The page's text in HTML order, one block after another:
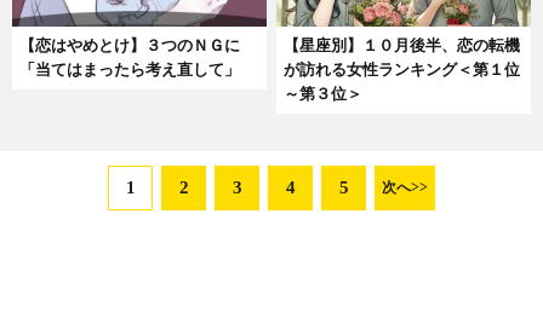
【恋はやめとけ】３つのＮＧに
「当てはまったら考え直して」
【星座別】１０月後半、恋の転機
が訪れる女性ランキング＜第１位
～第３位＞
1 2 3 4 5 次へ>>